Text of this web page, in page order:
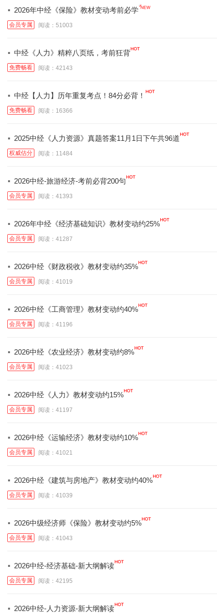
· 2026年中经《保险》教材变动考前必学
会员专属 阅读：51003
· 中经《人力》精粹八页纸，考前狂背
免费畅看 阅读：42143
· 中经【人力】历年重复考点！84分必背！
免费畅看 阅读：16366
· 2025中经《人力资源》真题答案11月1日下午共96道
权威估分 阅读：11484
· 2026中经-旅游经济-考前必背200句
会员专属 阅读：41393
· 2026年中经《经济基础知识》教材变动约25%
会员专属 阅读：41287
· 2026中经《财政税收》教材变动约35%
会员专属 阅读：41019
· 2026中经《工商管理》教材变动约40%
会员专属 阅读：41196
· 2026中经《农业经济》教材变动约8%
会员专属 阅读：41023
· 2026中经《人力》教材变动约15%
会员专属 阅读：41197
· 2026中经《运输经济》教材变动约10%
会员专属 阅读：41021
· 2026中经《建筑与房地产》教材变动约40%
会员专属 阅读：41039
· 2026中级经济师《保险》教材变动约5%
会员专属 阅读：41043
· 2026中经-经济基础-新大纲解读
会员专属 阅读：42195
· 2026中经-人力资源-新大纲解读